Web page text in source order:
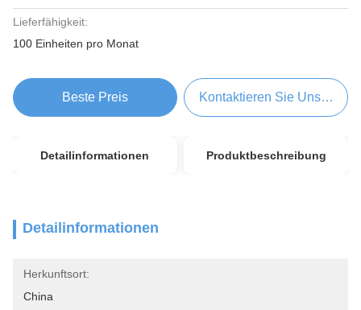
Lieferfähigkeit:
100 Einheiten pro Monat
Beste Preis Kontaktieren Sie Uns Jetzt
Detailinformationen Produktbeschreibung
Detailinformationen
Herkunftsort:
China